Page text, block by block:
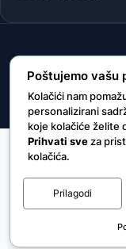
© 2026 JU
Poštujemo vašu
Kolačići nam
personalizirani
koje kolačiće želite
Prihvati sveza
kolačića.
Prilagodi